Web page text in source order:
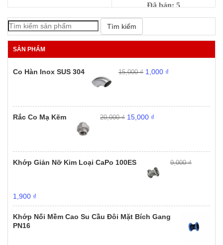
Đã bán: 1
90,000₫Giá
gốc
39,000₫Giá
hiện
39,000 ₫.
Đã bán: 5
380,000
Giá
là:
368,000₫Giá
tại
Tìm kiếm
SẢN PHẨM
Co Hàn Inox SUS 304 15,000₫
gốc
1,000 ₫
Rắc Co Mạ Kẽm
20,000₫
gốc
15,000 ₫
Khớp Giản Nỡ Kim Loại CaPo 100ES
9,000₫
Giá
gốc
là:
9,000 ₫.
1,900 ₫
hiện
tại
Khớp Nối Mềm Cao Su Cầu Đôi Mặt Bích Gang
PN16